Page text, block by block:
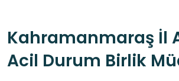
Kahramanmaraş İl
Acil Durum Birlik